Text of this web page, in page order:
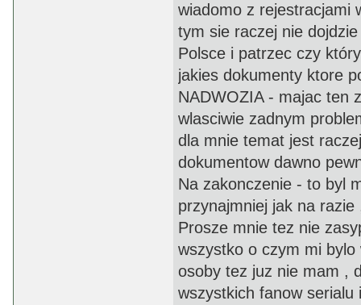
wiadomo z rejestracjami
tym sie raczej nie
Polsce i patrzec czy
jakies dokumenty ktore
NADWOZIA - majac ten
wlasciwie zadnym
dla mnie temat jest
dokumentow dawno
Na zakonczenie - to byl
przynajmniej jak na
Prosze mnie tez nie
wszystko o czym mi
osoby tez juz nie mam ,
wszystkich fanow